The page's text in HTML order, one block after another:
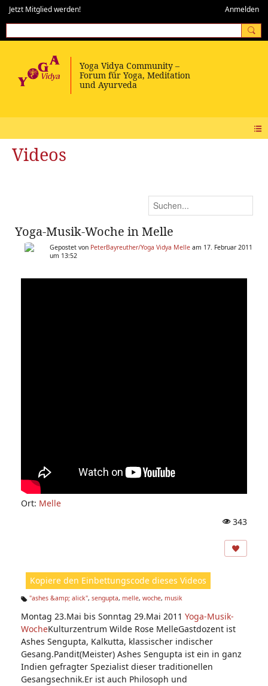
Jetzt Mitglied werden! Anmelden
Videos
Yoga-Musik-Woche in Melle
Gepostet von PeterBayreuther/Yoga Vidya Melle am 17. Februar 2011
um 13:52
Ort: Melle
ic
343
Kopiere den Einbettungscode dieses Videos
g
s:
"ashes &amp; alick", sengupta, melle, woche, musik
Montag 23.Mai bis Sonntag 29.Mai 2011 Yoga-Musik-
WocheKulturzentrum Wilde Rose MelleGastdozent ist
Ashes Sengupta, Kalkutta, klassischer indischer
Gesang.Pandit(Meister) Ashes Sengupta ist ein in ganz
Indien gefragter Spezialist dieser traditionellen
Gesangsechnik.Er ist auch Philosoph und